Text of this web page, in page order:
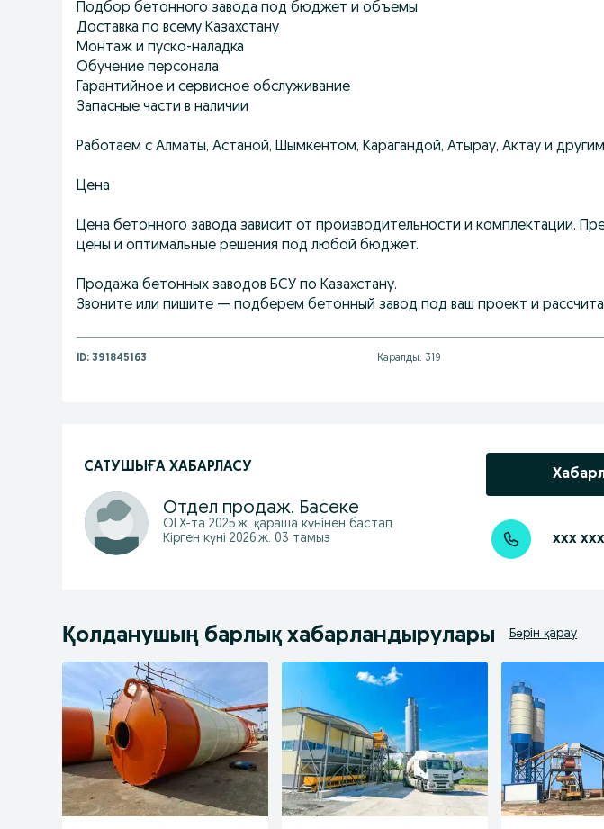
Подбор бетонного завода под бюджет и объемы
Доставка по всему Казахстану
Монтаж и пуско-наладка
Обучение персонала
Гарантийное и сервисное обслуживание
Запасные части в наличии
Работаем с Алматы, Астаной, Шымкентом, Карагандой, Атырау, Актау и
Цена
Цена бетонного завода зависит от производительности и комплектации.
цены и оптимальные решения под любой бюджет.
Продажа бетонных заводов БСУ по Казахстану.
Звоните или пишите — подберем бетонный завод под ваш проект и
ID: 391845163 Қаралды: 319
САТУШЫҒА ХАБАРЛАСУ
Отдел продаж. Басеке
OLX-та 2025 ж. қараша күнінен бастап
Кірген күні 2026 ж. 03 тамыз
xxx
Қолданушың барлық хабарландырулары Бәрін қарау